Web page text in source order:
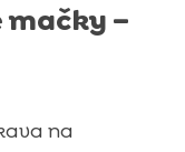
–
na